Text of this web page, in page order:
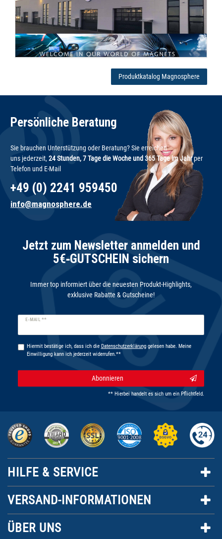
Produktkatalog Magnosphere
Persönliche Beratung
Sie brauchen Unterstützung oder Beratung? Sie erreichen
uns jederzeit,24 Stunden, 7 Tage die Woche und 365 Tage im Jahrper
Telefon und E-Mail
+49 (0) 2241 959450
info@magnosphere.de
Jetzt zum Newsletter anmelden und
5€‑GUTSCHEIN sichern
Immer top informiert über die neuesten Produkt-Highlights,
exklusive Rabatte & Gutscheine!
E-MAIL **
Newsletter
Hiermit bestätige ich, dass ich die Daten­schutz­erklärunggelesen habe. Meine
Einwilligung kann ich jederzeit widerrufen.**
Abonnieren
** Hierbei handelt es sich um ein Pflichtfeld.
HILFE & SERVICE
VERSAND-INFORMATIONEN
ÜBER UNS